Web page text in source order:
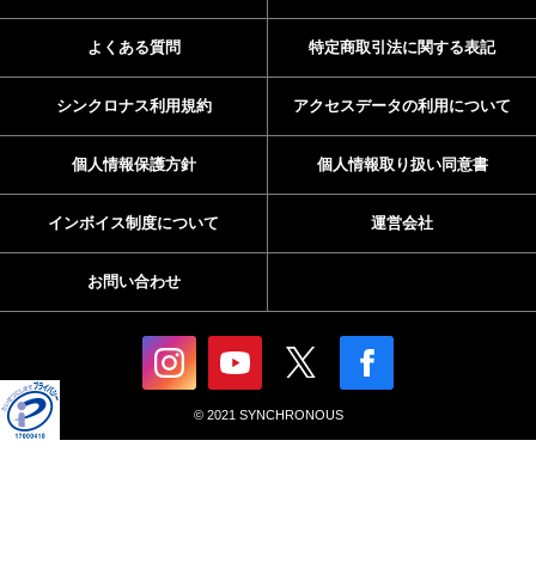
よくある質問 特定商取引法に関する表記
シンクロナス利用規約 アクセスデータの利用について
個人情報保護方針 個人情報取り扱い同意書
インボイス制度について 運営会社
お問い合わせ
© 2021 SYNCHRONOUS